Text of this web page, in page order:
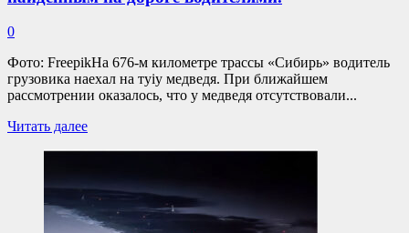
0
Фото: FreepikНа 676-м километре трассы «Сибирь» водитель
грузовика наехал на туiу медведя. При ближайшем
рассмотрении оказалось, что у медведя отсутствовали...
Читать далееПрочитать
отрубили
медведю
лапы